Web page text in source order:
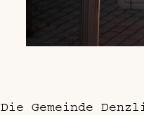
Die Gemeinde